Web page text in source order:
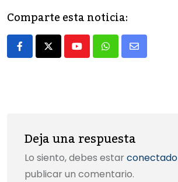
e
b
o
o
d
o
l p
ar
tir
Comparte esta noticia:
YoutubeWhatsapp
Share
Deja una respuesta
Lo siento, debes estar conectado
publicar un comentario.